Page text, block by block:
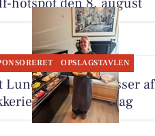
OPSLAGSTAVLEN
Lune Brød har masser af
i butikken i dag